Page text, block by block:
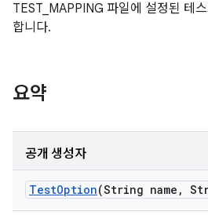
TEST_MAPPING 파일에 설정된 테
합니다.
요약
공개 생성자
TestOption(String name ,